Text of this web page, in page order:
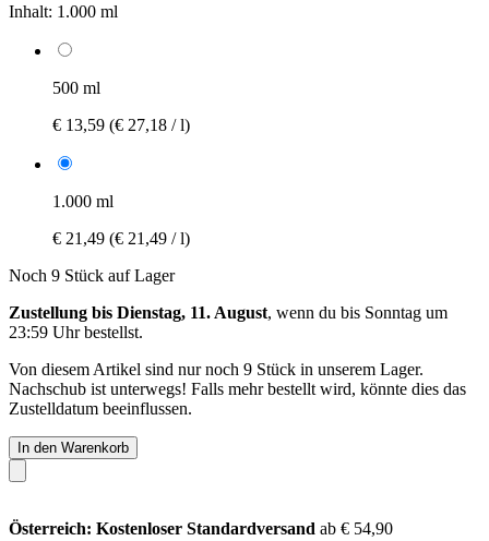
Inhalt: 1.000 ml
500 ml
€ 13,59 (€ 27,18 / l)
1.000 ml
€ 21,49 (€ 21,49 / l)
Noch 9 Stück auf Lager
Zustellung bis Dienstag, 11. August, wenn du bis Sonntag um
23:59 Uhrbestellst.
Von diesem Artikel sind nur noch 9 Stück in unserem Lager.
Nachschub ist unterwegs! Falls mehr bestellt wird, könnte dies das
Zustelldatum beeinflussen.
In den Warenkorb
Österreich: Kostenloser Standardversand ab € 54,90